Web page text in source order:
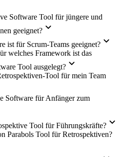
Software Tool für jüngere und
geeignet?
ist für Scrum-Teams geeignet?
welches Framework ist das
Tool ausgelegt?
Tool für mein Team
Software für Anfänger zum
Tool für Führungskräfte?
Parabols Tool für Retrospektiven?